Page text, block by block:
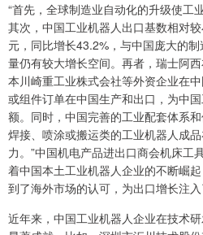
“首先，全球制造业自动化的升级使工
其次，中国工业机器人出口基数相对
元，同比增长43.2%，与中国庞大的
量仍有较大增长空间。再者，瑞士阿
本川崎重工业株式会社等外资企业在
或组件订单在中国生产和出口，为中
额。同时，中国完善的工业配套体系
焊接、喷涂或搬运类的工业机器人成
力。”中国机电产品进出口商会机床工
着中国本土工业机器人企业的不断崛
到了海外市场的认可，为出口增长注入
近年来，中国工业机器人企业在技术